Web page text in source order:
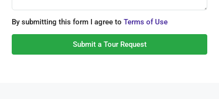
By submitting this form I agree to Terms of Use
Submit a Tour Request